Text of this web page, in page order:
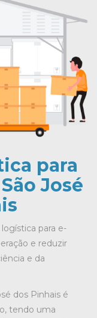
para
José
para e-
e reduzir
e da
dos Pinhais é
tendo uma